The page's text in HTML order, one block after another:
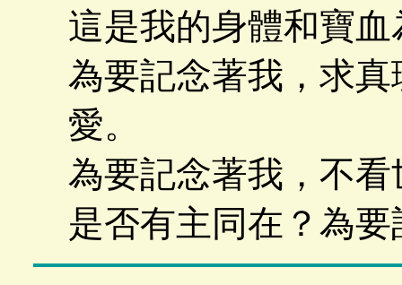
這是我的身體和寶
為要記念著我，求
愛。
為要記念著我，不
是否有主同在？為